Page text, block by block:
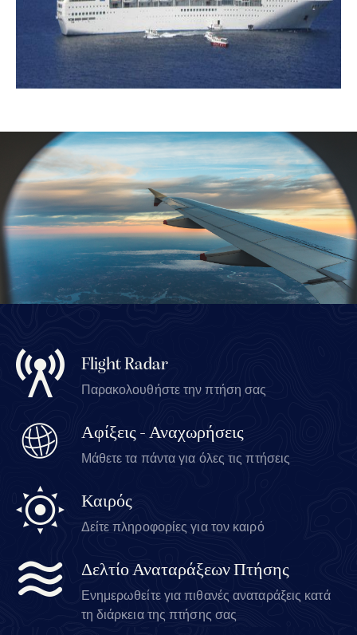
Flight Radar
Παρακολουθήστε την πτήση σας
Αφίξεις - Αναχωρήσεις
Μάθετε τα πάντα για όλες τις πτήσεις
Καιρός
Δείτε πληροφορίες για τον καιρό
Δελτίο Αναταράξεων Πτήσης
Ενημερωθείτε για πιθανές αναταράξεις κατά
τη διάρκεια της πτήσης σας